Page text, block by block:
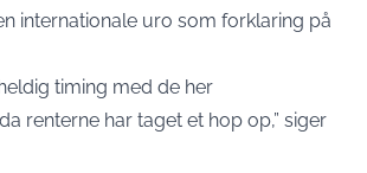
internationale uro som forklaring på
timing med de her
renterne har taget et hop op,” siger